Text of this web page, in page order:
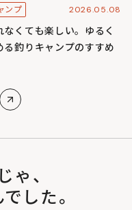
ンプ 2026.05.08
なくても楽しい。ゆるく
る釣りキャンプのすすめ
ゃ、
した。